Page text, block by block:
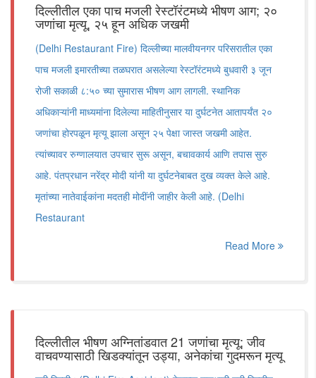
दिल्लीतील एका पाच मजली रेस्टॉरंटमध्ये भीषण आग; २०
जणांचा मृत्यू, २५ हून अधिक जखमी
(Delhi Restaurant Fire) दिल्लीच्या मालवीयनगर परिसरातील एका
पाच मजली इमारतीच्या तळघरात असलेल्या रेस्टॉरंटमध्ये बुधवारी ३ जून
रोजी सकाळी ८:५० च्या सुमारास भीषण आग लागली. स्थानिक
अधिकाऱ्यांनी माध्यमांना दिलेल्या माहितीनुसार या दुर्घटनेत आतापर्यंत २०
जणांचा होरपळून मृत्यू झाला असून २५ पेक्षा जास्त जखमी आहेत.
त्यांच्यावर रुग्णालयात उपचार सुरू असून, बचावकार्य आणि तपास सुरु
आहे. पंतप्रधान नरेंद्र मोदी यांनी या दुर्घटनेबाबत दुख व्यक्त केले आहे.
मृतांच्या नातेवाईकांना मदतही मोदींनी जाहीर केली आहे. (Delhi
Restaurant
Read More
दिल्लीतील भीषण अग्नितांडवात 21 जणांचा मृत्यू; जीव
वाचवण्यासाठी खिडक्यांतून उड्या, अनेकांचा गुदमरून मृत्यू